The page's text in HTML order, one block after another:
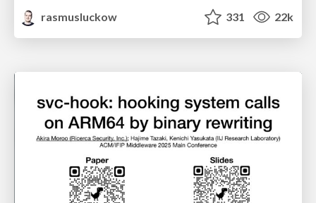
rasmusluckow
331 22k